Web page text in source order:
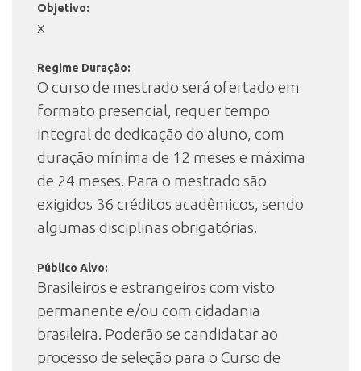
Objetivo:
x
Regime Duração:
O curso de mestrado será ofertado em
formato presencial, requer tempo
integral de dedicação do aluno, com
duração mínima de 12 meses e máxima
de 24 meses. Para o mestrado são
exigidos 36 créditos acadêmicos, sendo
algumas disciplinas obrigatórias.
Público Alvo:
Brasileiros e estrangeiros com visto
permanente e/ou com cidadania
brasileira. Poderão se candidatar ao
processo de seleção para o Curso de